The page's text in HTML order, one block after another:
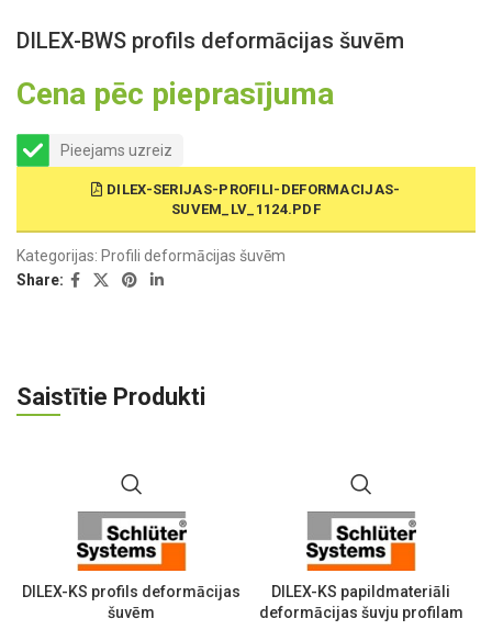
DILEX-BWS profils deformācijas šuvēm
Cena pēc pieprasījuma
Pieejams uzreiz
DILEX-SERIJAS-PROFILI-DEFORMACIJAS-
SUVEM_LV_1124.PDF
Kategorijas: Profili deformācijas šuvēm
Share:
Saistītie Produkti
DILEX-KS profils deformācijas
šuvēm
DILEX-KS papildmateriāli
deformācijas šuvju profilam